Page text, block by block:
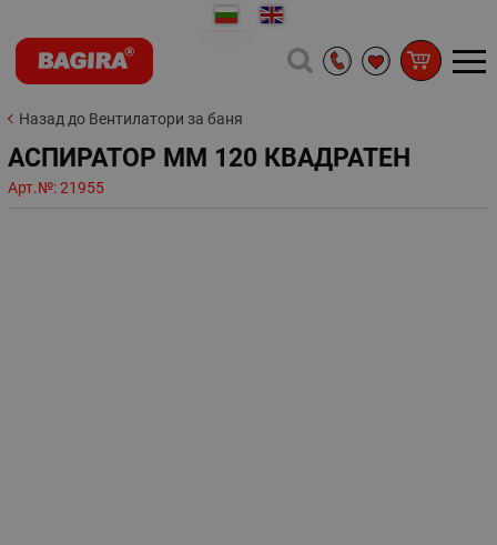
Назад до Вентилатори за баня
АСПИРАТОР ММ 120 КВАДРАТЕН
Арт.№:21955